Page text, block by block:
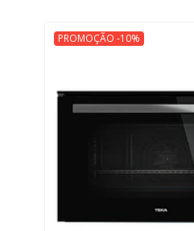
PROMOÇÃO -10%